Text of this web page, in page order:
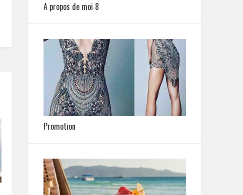
A propos de moi 8
Promotion